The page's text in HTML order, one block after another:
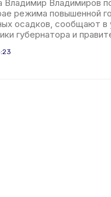
Владимир Владимиров
режима повышенной
осадков, сообщают
губернатора и